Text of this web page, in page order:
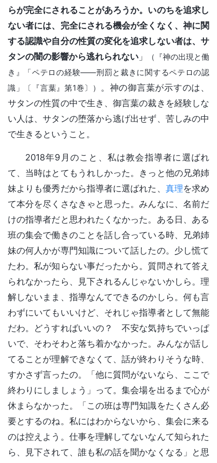
らが完全にされることがあろうか。いのちを追求し
ない者には、完全にされる機会が全くなく、神に関
する認識や自分の性質の変化を追求しない者は、サ
タンの闇の影響から逃れられない 」
（『神の出現と働
き』「ペテロの経験――刑罰と裁きに関するペテロの認
識」〔『言葉』第1巻〕）
。神の御言葉が示すのは、
サタンの性質の中で生き、御言葉の裁きを経験しな
い人は、サタンの堕落から逃げ出せず、苦しみの中
で生きるということ。
2018年9月のこと、私は教会指導者に選ばれ
て、当時はとてもうれしかった。きっと他の兄弟姉
妹よりも優秀だから指導者に選ばれた、 真理を求め
て本分を尽くさなきゃと思った。みんなに、名前だ
けの指導者だと思われたくなかった。ある日、ある
班の集会で働きのことを話し合っている時、兄弟姉
妹の何人かが専門知識について話したの。少し慌て
たわ。私が知らない事だったから。質問されて答え
られなかったら、見下されるんじゃないかしら。理
解しないまま、指導なんてできるのかしら。何も言
わずにいてもいいけど、それじゃ指導者として無能
だわ。どうすればいいの？ 不安な気持ちでいっぱ
いで、そわそわと落ち着かなかった。みんなが話し
てることが理解できなくて、話が終わりそうな時、
すかさず言ったの。「他に質問がないなら、ここで
終わりにしましょう」って。集会場を出るまで心が
休まらなかった。「この班は専門知識をたくさん必
要とするのね。私にはわからないから、集会に来る
のは控えよう。仕事を理解してないなんて知られた
ら、見下されて、誰も私の話を聞かなくなる」と思